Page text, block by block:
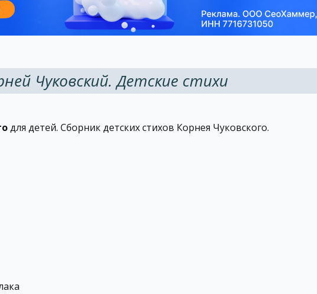
Чуковский. Детские стихи
для детей. Сборник детских стихов Корнея Чуковского.